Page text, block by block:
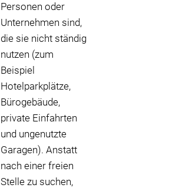
Personen oder
Unternehmen sind,
die sie nicht ständig
nutzen (zum
Beispiel
Hotelparkplätze,
Bürogebäude,
private Einfahrten
und ungenutzte
Garagen). Anstatt
nach einer freien
Stelle zu suchen,